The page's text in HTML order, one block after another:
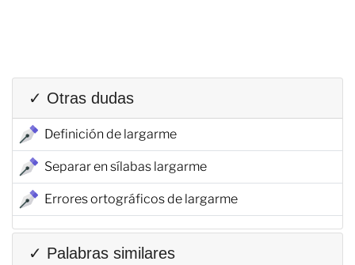
✓ Otras dudas
Definición de largarme
Separar en sílabas largarme
Errores ortográficos de largarme
✓ Palabras similares